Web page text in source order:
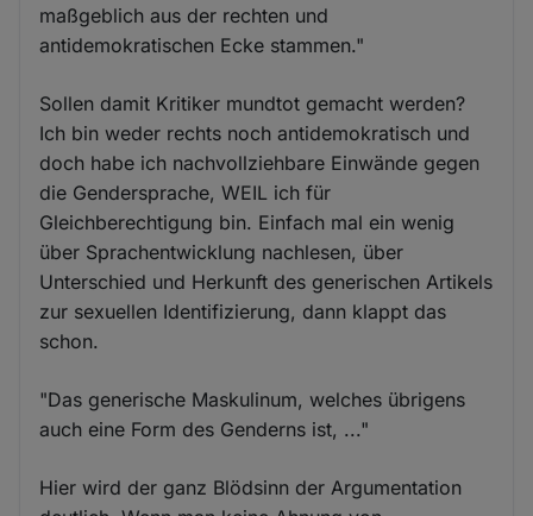
maßgeblich aus der rechten und
antidemokratischen Ecke stammen."
Sollen damit Kritiker mundtot gemacht werden?
Ich bin weder rechts noch antidemokratisch und
doch habe ich nachvollziehbare Einwände gegen
die Gendersprache, WEIL ich für
Gleichberechtigung bin. Einfach mal ein wenig
über Sprachentwicklung nachlesen, über
Unterschied und Herkunft des generischen Artikels
zur sexuellen Identifizierung, dann klappt das
schon.
"Das generische Maskulinum, welches übrigens
auch eine Form des Genderns ist, ..."
Hier wird der ganz Blödsinn der Argumentation